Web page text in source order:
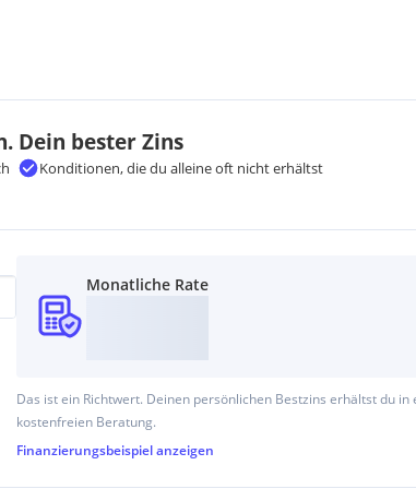
Dein bester Zins
Konditionen, die du alleine oft nicht erhältst
Monatliche Rate
Das ist ein Richtwert. Deinen persönlichen Bestzins erhältst du in
kostenfreien Beratung.
Finanzierungsbeispielanzeigen